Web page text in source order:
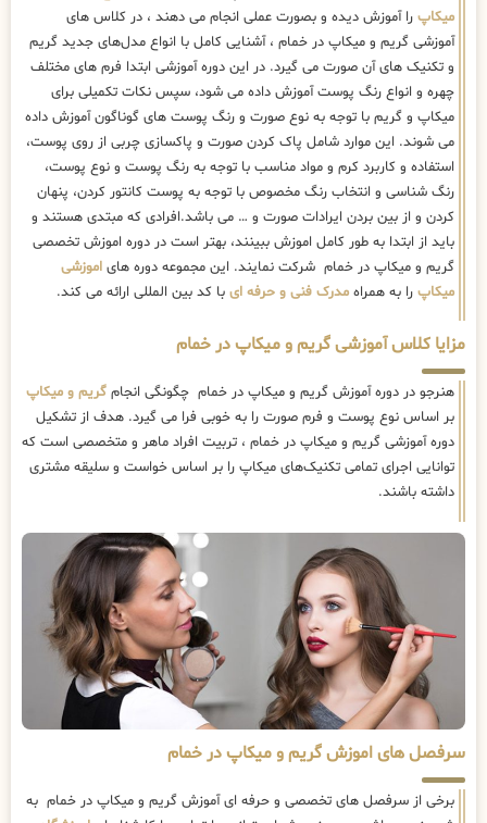
میکاپ را آموزش دیده و بصورت عملی انجام می دهند ، در کلاس های
آموزشی گریم و میکاپ در خمام ، آشنایی کامل با انواع مدل‌های جدید گریم
و تکنیک های آن صورت می گیرد. در این دوره آموزشی ابتدا فرم های مختلف
چهره و انواع رنگ پوست آموزش داده می شود، سپس نکات تکمیلی برای
میکاپ و گریم با توجه به نوع صورت و رنگ پوست های گوناگون آموزش داده
می شوند. این موارد شامل پاک کردن صورت و پاکسازی چربی از روی پوست،
استفاده و کاربرد کرم و مواد مناسب با توجه به رنگ پوست و نوع پوست،
رنگ شناسی و انتخاب رنگ مخصوص با توجه به پوست کانتور کردن، پنهان
کردن و از بین بردن ایرادات صورت و … می باشد.افرادی که مبتدی هستند و
باید از ابتدا به طور کامل اموزش ببینند، بهتر است در دوره اموزش تخصصی
گریم و میکاپ در خمام شرکت نمایند. این مجموعه دوره های اموزشی
میکاپ را به همراه مدرک فنی و حرفه ای با کد بین المللی ارائه می کند.
مزایا کلاس آموزشی گریم و میکاپ در خمام
هنرجو در دوره آموزش گریم و میکاپ در خمام چگونگی انجام گریم و میکاپ
بر اساس نوع پوست و فرم صورت را به خوبی فرا می گیرد. هدف از تشکیل
دوره آموزشی گریم و میکاپ در خمام ، تربیت افراد ماهر و متخصصی است که
توانایی اجرای تمامی تکنیک‌های میکاپ را بر اساس خواست و سلیقه مشتری
داشته باشند.
سرفصل های اموزش گریم و میکاپ در خمام
برخی از سرفصل های تخصصی و حرفه ای آموزش گریم و میکاپ در خمام به